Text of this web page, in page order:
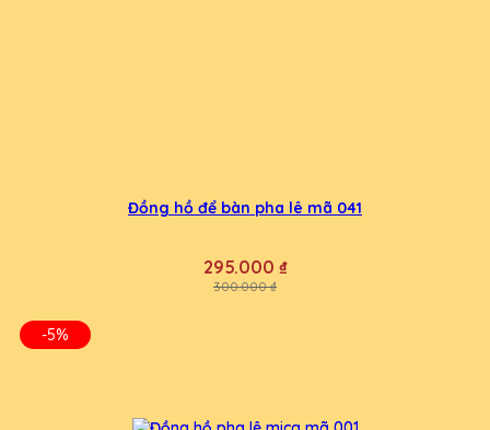
Đồng hồ để bàn pha lê mã 041
295.000 ₫
300.000 ₫
-5%